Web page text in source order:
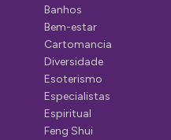
Banhos
Bem-estar
Cartomancia
Diversidade
Esoterismo
Especialistas
Espiritual
Feng Shui